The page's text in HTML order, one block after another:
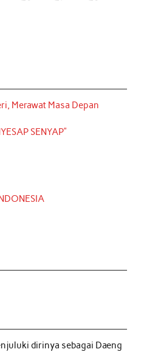
Merawat Masa Depan
SENYAP”
dirinya sebagai Daeng